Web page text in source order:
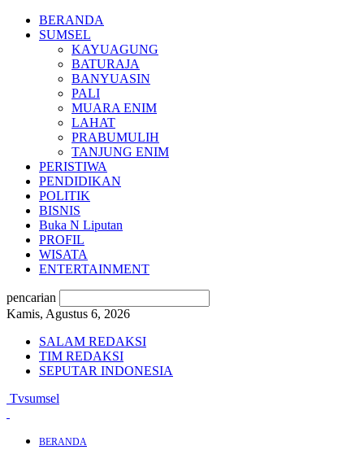
BERANDA
SUMSEL
KAYUAGUNG
BATURAJA
BANYUASIN
PALI
MUARA ENIM
LAHAT
PRABUMULIH
TANJUNG ENIM
PERISTIWA
PENDIDIKAN
POLITIK
BISNIS
Buka N Liputan
PROFIL
WISATA
ENTERTAINMENT
pencarian
Kamis, Agustus 6, 2026
SALAM REDAKSI
TIM REDAKSI
SEPUTAR INDONESIA
Tvsumsel
BERANDA